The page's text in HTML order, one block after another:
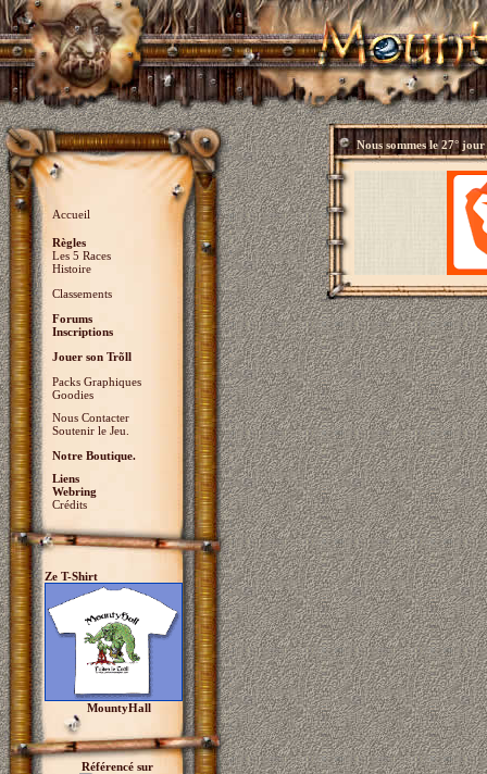
Accueil
Règles
Les 5 Races
Histoire
Classements
Forums
Inscriptions
Jouer son Trõll
Packs Graphiques
Goodies
Nous Contacter
Soutenir le Jeu.
Notre Boutique.
Liens
Webring
Crédits
Ze T-Shirt
MountyHall
Référencé sur
Nous sommes le27° jour